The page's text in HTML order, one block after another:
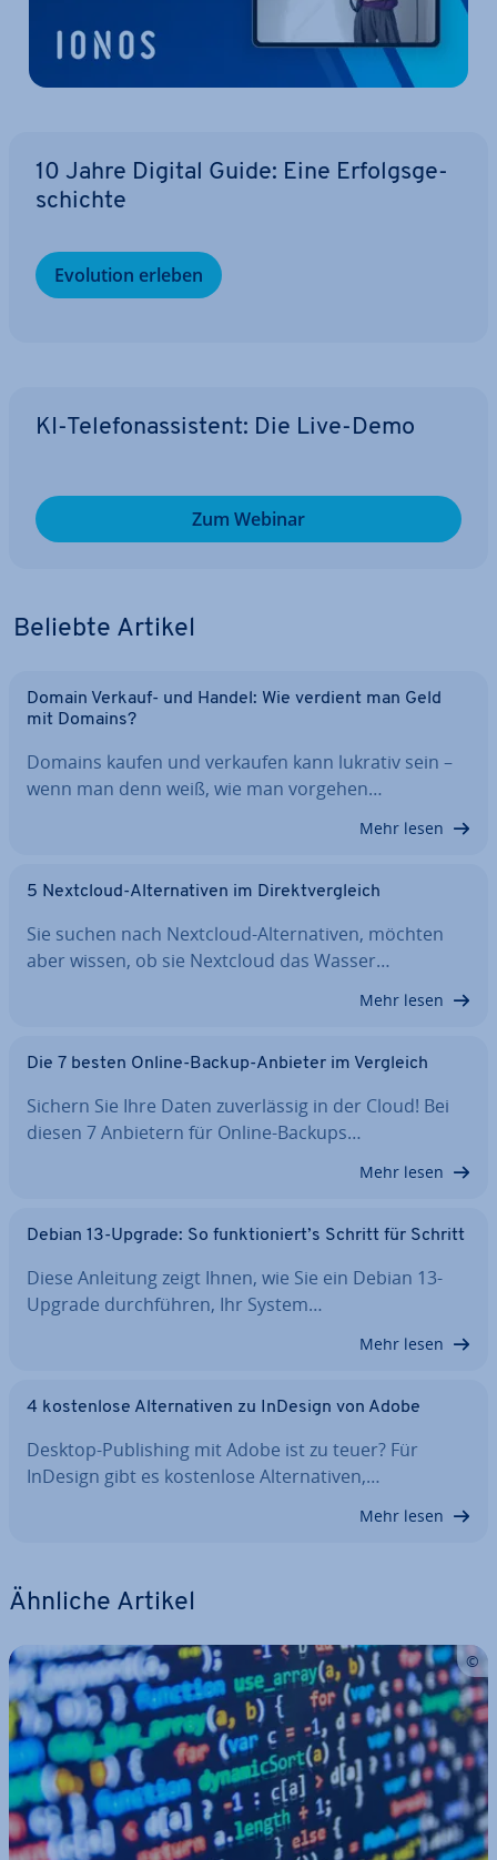
10 Jahre Digital Guide: Eine Er­folgs­ge­
schich­te
Evolution erleben
KI-Te­le­fon­as­sis­tent: Die Live-Demo
Zum Webinar
Beliebte Artikel
Domain Verkauf- und Handel: Wie verdient man Geld
mit Domains?
Domains kaufen und verkaufen kann lukrativ sein –
wenn man denn weiß, wie man vorgehen…
Mehr lesen
5 Nextcloud-Al­ter­na­ti­ven im Di­rekt­ver­gleich
Sie suchen nach Nextcloud-Al­ter­na­ti­ven, möchten
aber wissen, ob sie Nextcloud das Wasser…
Mehr lesen
Die 7 besten Online-Backup-Anbieter im Vergleich
Sichern Sie Ihre Daten zu­ver­läs­sig in der Cloud! Bei
diesen 7 Anbietern für Online-Backups…
Mehr lesen
Debian 13-Upgrade: So funk­tio­niert’s Schritt für Schritt
Diese Anleitung zeigt Ihnen, wie Sie ein Debian 13-
Upgrade durch­füh­ren, Ihr System…
Mehr lesen
4 kos­ten­lo­se Al­ter­na­ti­ven zu InDesign von Adobe
Desktop-Pu­bli­shing mit Adobe ist zu teuer? Für
InDesign gibt es kos­ten­lo­se Al­ter­na­ti­ven,…
Mehr lesen
Ähnliche Artikel